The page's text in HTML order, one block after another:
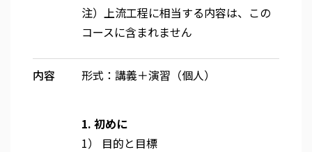
注）上流工程に相当する内容は、この
コースに含まれません
内容 形式：講義＋演習（個人）
1. 初めに
1） 目的と目標